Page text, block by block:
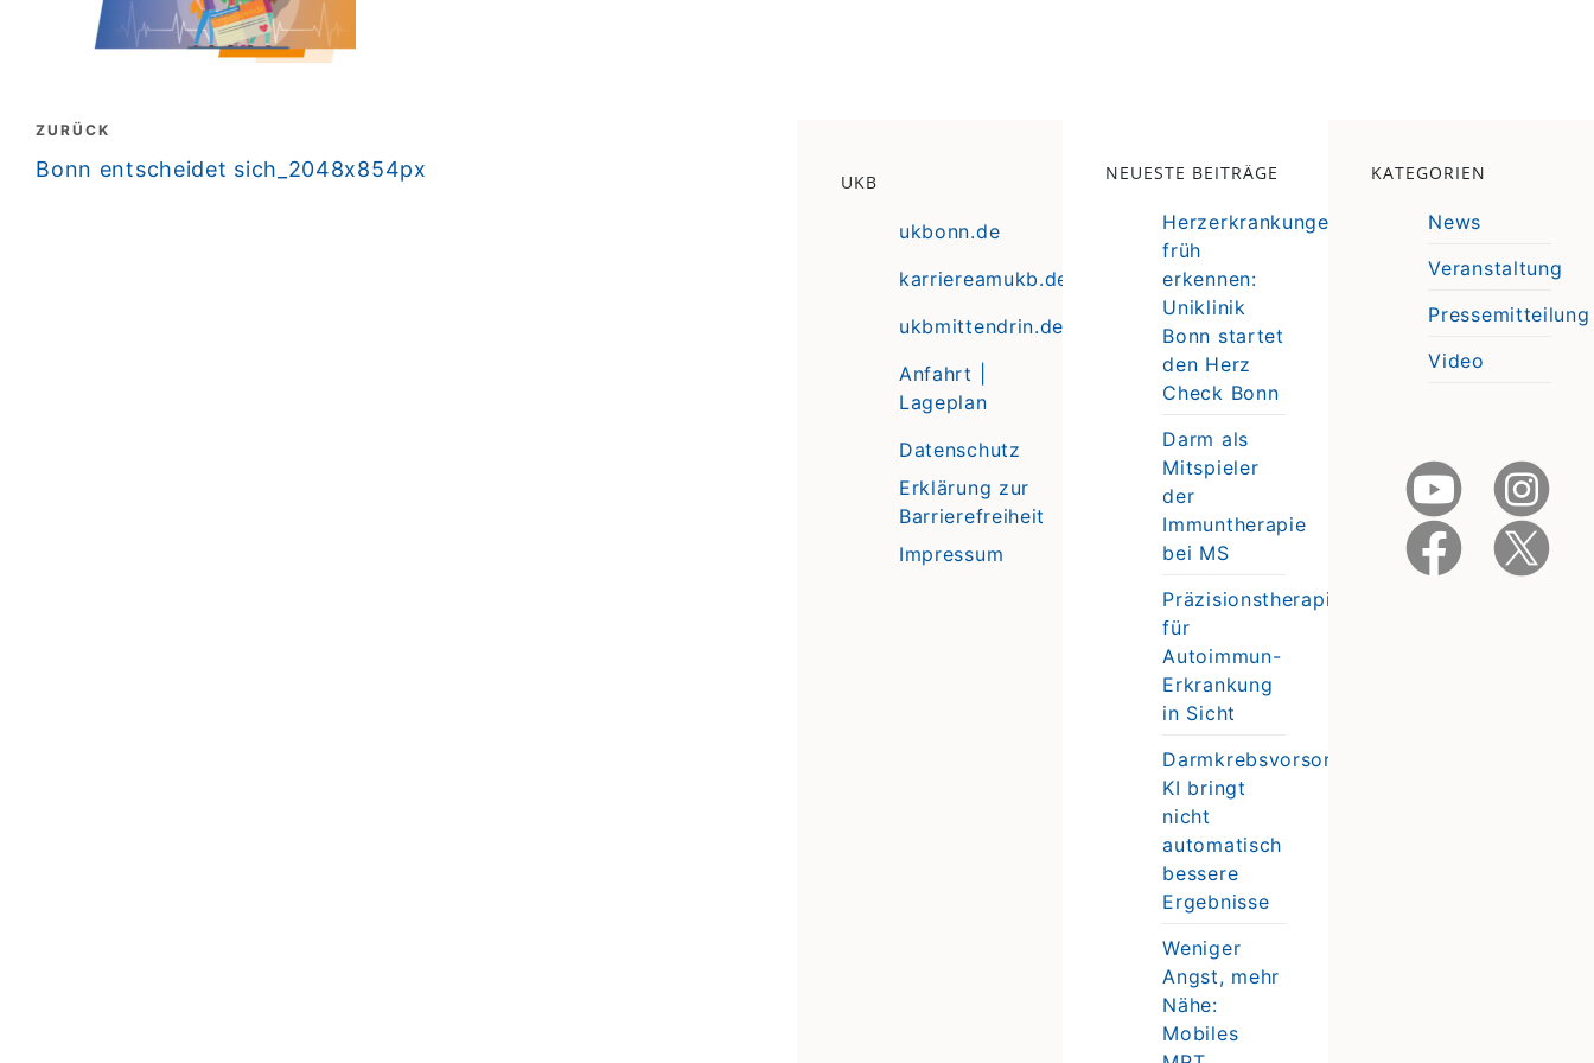
Beitragsnavigation
ZURÜCK
zurück
Bonn entscheidet sich_2048x854px
UKB
ukbonn.de
karriereamukb.de
ukbmittendrin.de
Anfahrt |
Lageplan
Datenschutz
Erklärung zur
Barrierefreiheit
Impressum
NEUESTE BEITRÄGE
Herzerkrankungen
früh
erkennen:
Uniklinik
Bonn startet
den Herz
Check Bonn
Darm als
Mitspieler
der
Immuntherapie
bei MS
Präzisionstherapie
für
Autoimmun-
Erkrankung
in Sicht
Darmkrebsvorsorge:
KI bringt
nicht
automatisch
bessere
Ergebnisse
Weniger
Angst, mehr
Nähe:
Mobiles
KATEGORIEN
News
Veranstaltung
Pressemitteilung
Video